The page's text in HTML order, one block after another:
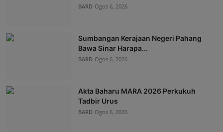
BARD Ogos 6, 2026
Sumbangan Kerajaan Negeri Pahang
Bawa Sinar Harapa...
BARD Ogos 6, 2026
Akta Baharu MARA 2026 Perkukuh
Tadbir Urus
BARD Ogos 6, 2026